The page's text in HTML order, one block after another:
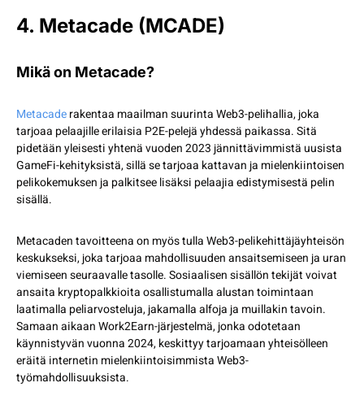
4. Metacade (MCADE)
Mikä on Metacade?
Metacaderakentaa maailman suurinta Web3-pelihallia, joka
tarjoaa pelaajille erilaisia P2E-pelejä yhdessä paikassa. Sitä
pidetään yleisesti yhtenä vuoden 2023 jännittävimmistä uusista
GameFi-kehityksistä, sillä se tarjoaa kattavan ja mielenkiintoisen
pelikokemuksen ja palkitsee lisäksi pelaajia edistymisestä pelin
sisällä.
Metacaden tavoitteena on myös tulla Web3-pelikehittäjäyhteisön
keskukseksi, joka tarjoaa mahdollisuuden ansaitsemiseen ja uran
viemiseen seuraavalle tasolle. Sosiaalisen sisällön tekijät voivat
ansaita kryptopalkkioita osallistumalla alustan toimintaan
laatimalla peliarvosteluja, jakamalla alfoja ja muillakin tavoin.
Samaan aikaan Work2Earn-järjestelmä, jonka odotetaan
käynnistyvän vuonna 2024, keskittyy tarjoamaan yhteisölleen
eräitä internetin mielenkiintoisimmista Web3-
työmahdollisuuksista.